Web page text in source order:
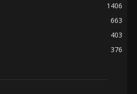
1406
663
403
376